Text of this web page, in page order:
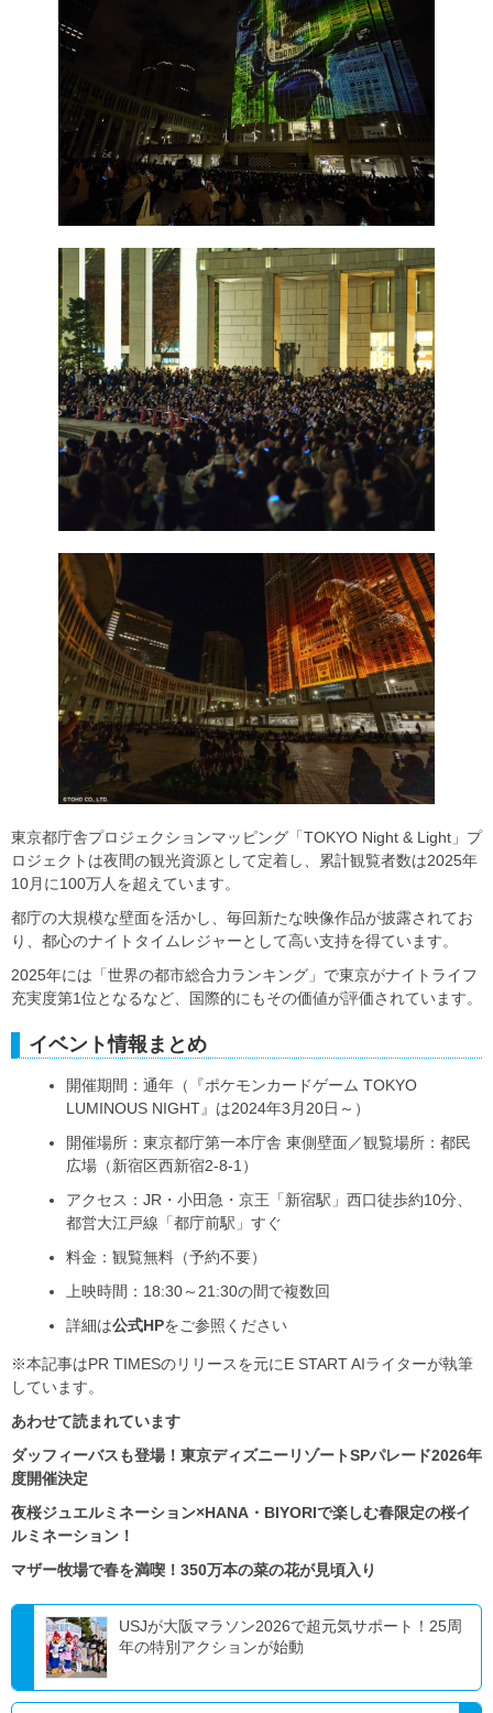
東京都庁舎プロジェクションマッピング「TOKYO Night & Light」プ
ロジェクトは夜間の観光資源として定着し、累計観覧者数は2025年
10月に100万人を超えています。
都庁の大規模な壁面を活かし、毎回新たな映像作品が披露されてお
り、都心のナイトタイムレジャーとして高い支持を得ています。
2025年には「世界の都市総合力ランキング」で東京がナイトライフ
充実度第1位となるなど、国際的にもその価値が評価されています。
イベント情報まとめ
開催期間：通年（『ポケモンカードゲーム TOKYO
LUMINOUS NIGHT』は2024年3月20日～）
開催場所：東京都庁第一本庁舎 東側壁面／観覧場所：都民
広場（新宿区西新宿2-8-1）
アクセス：JR・小田急・京王「新宿駅」西口徒歩約10分、
都営大江戸線「都庁前駅」すぐ
料金：観覧無料（予約不要）
上映時間：18:30～21:30の間で複数回
詳細は公式HPをご参照ください
※本記事はPR TIMESのリリースを元にE START AIライターが執筆
しています。
あわせて読まれています
ダッフィーバスも登場！東京ディズニーリゾートSPパレード2026年
度開催決定
夜桜ジュエルミネーション×HANA・BIYORIで楽しむ春限定の桜イ
ルミネーション！
マザー牧場で春を満喫！350万本の菜の花が見頃入り
USJが大阪マラソン2026で超元気サポート！25周
年の特別アクションが始動